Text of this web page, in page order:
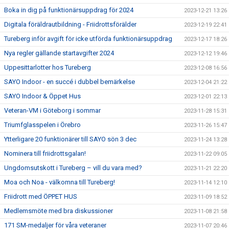
Boka in dig på funktionärsuppdrag för 2024 2023-12-21 13:26
Digitala föräldrautbildning - Friidrottsförälder 2023-12-19 22:41
Tureberg inför avgift för icke utförda funktionärsuppdrag 2023-12-17 18:26
Nya regler gällande startavgifter 2024 2023-12-12 19:46
Uppesittarlotter hos Tureberg 2023-12-08 16:56
SAYO Indoor - en succé i dubbel bemärkelse 2023-12-04 21:22
SAYO Indoor & Öppet Hus 2023-12-01 22:13
Veteran-VM i Göteborg i sommar 2023-11-28 15:31
Triumfglasspelen i Örebro 2023-11-26 15:47
Ytterligare 20 funktionärer till SAYO sön 3 dec 2023-11-24 13:28
Nominera till friidrottsgalan! 2023-11-22 09:05
Ungdomsutskott i Tureberg – vill du vara med? 2023-11-21 22:20
Moa och Noa - välkomna till Tureberg! 2023-11-14 12:10
Friidrott med ÖPPET HUS 2023-11-09 18:52
Medlemsmöte med bra diskussioner 2023-11-08 21:58
171 SM-medaljer för våra veteraner 2023-11-07 20:46